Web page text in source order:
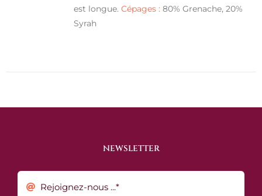
est longue. Cépages : 80% Grenache, 20%
Syrah
NEWSLETTER